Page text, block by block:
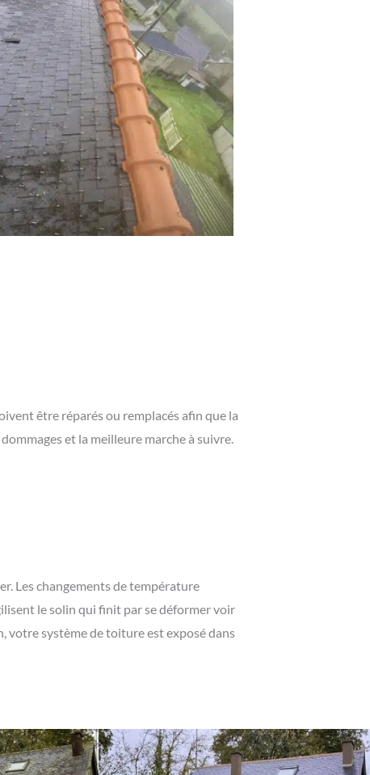
être réparés ou remplacés afin que la
et la meilleure marche à suivre.
Les changements de température
le solin qui finit par se déformer voir
votre système de toiture est exposé dans